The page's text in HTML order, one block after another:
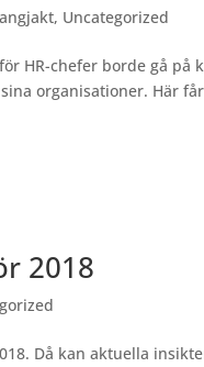
, Uncategorized
HR-chefer borde gå på
organisationer. Här
2018
Då kan aktuella